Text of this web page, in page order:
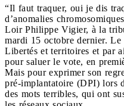
“Il faut traquer, oui je dis
d’anomalies
Loir Philippe Vigier, à la
mardi 15 octobre dernier.
Libertés et territoires et par
pour saluer le vote, en
Mais pour exprimer son
pré-implantatoire (DPI) lors
des mots terribles, qui ont